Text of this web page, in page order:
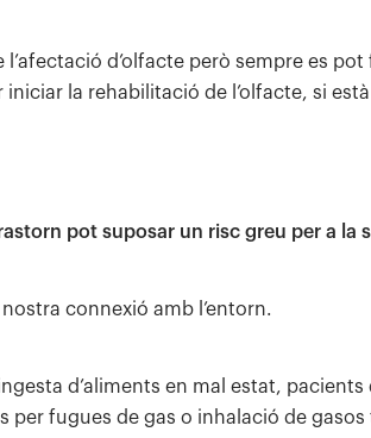
d’olfacte però sempre es
la rehabilitació de l’olfacte, si
pot suposar un risc greu per a la
connexió amb l’entorn.
d’aliments en mal estat,
fugues de gas o inhalació de